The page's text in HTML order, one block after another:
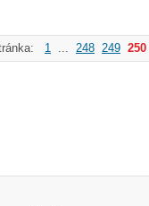
1 ... 248 249 250